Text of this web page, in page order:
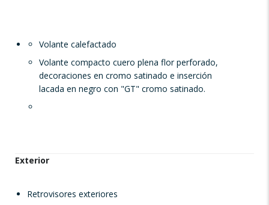
Volante calefactado
Volante compacto cuero plena flor perforado,
decoraciones en cromo satinado e inserción
lacada en negro con "GT" cromo satinado.
Exterior
Retrovisores exteriores